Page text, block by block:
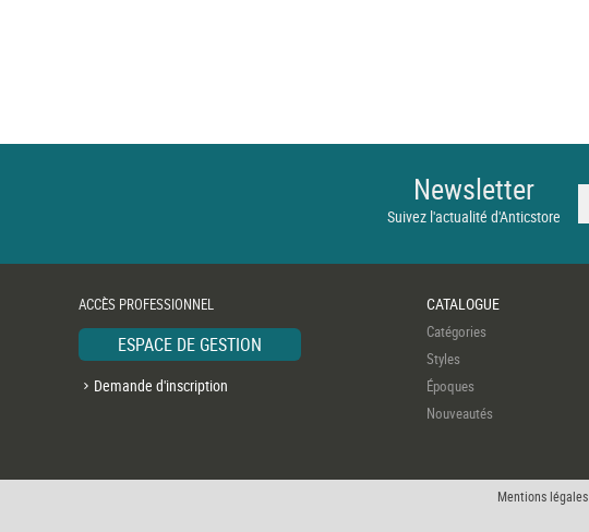
Newsletter
Suivez l'actualité d'Anticstore
ACCÈS PROFESSIONNEL
ESPACE DE GESTION
Demande d'inscription
CATALOGUE
Catégories
Styles
Époques
Nouveautés
Mentions légales